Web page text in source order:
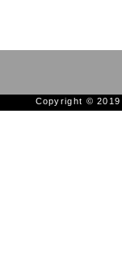
Copyright © 2019